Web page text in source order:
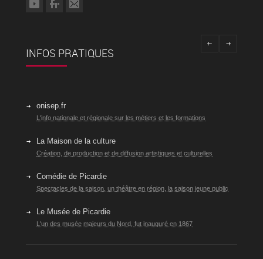
INFOS PRATIQUES
onisep.fr
L'info nationale et régionale sur les métiers et les formations
La Maison de la culture
Création, de production et de diffusion artistiques et culturelles
Comédie de Picardie
Spectacles de la saison, un théâtre en région, la saison jeune public
Le Musée de Picardie
L'un des musée majeurs du Nord, fut inauguré en 1867